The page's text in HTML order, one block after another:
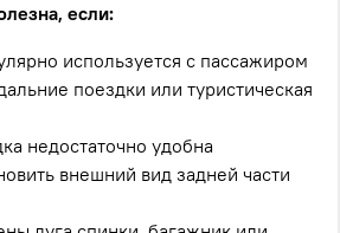
если:
используется с пассажиром
поездки или туристическая
недостаточно удобна
внешний вид задней части